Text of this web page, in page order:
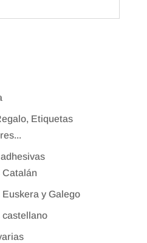
Etiquetas
Catalán
y Galego
castellano